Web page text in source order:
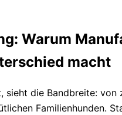
Warum
macht
sieht die Bandbreite: von
Familienhunden.